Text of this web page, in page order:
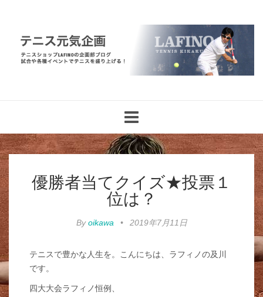
navigation
優勝者当てクイズ★投票１
位は？
Byoikawa • 2019年7月11日
テニスで豊かな人生を。こんにちは、ラフィノの及川
です。
四大大会ラフィノ恒例、